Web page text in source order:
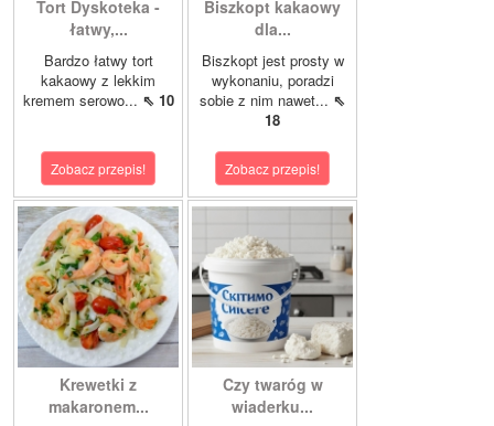
Tort Dyskoteka -
łatwy,...
Bardzo łatwy tort
kakaowy z lekkim
kremem serowo... ⇖ 10
Zobacz przepis!
Biszkopt kakaowy
dla...
Biszkopt jest prosty w
wykonaniu, poradzi
sobie z nim nawet... ⇖
18
Zobacz przepis!
Krewetki z
makaronem...
Czy twaróg w
wiaderku...